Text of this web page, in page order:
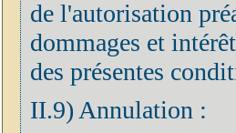
de l'autorisation
dommages et
des présentes
II.9) Annulation :